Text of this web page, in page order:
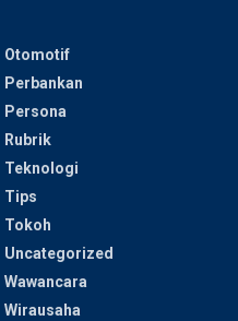
Otomotif
Perbankan
Persona
Rubrik
Teknologi
Tips
Tokoh
Uncategorized
Wawancara
Wirausaha